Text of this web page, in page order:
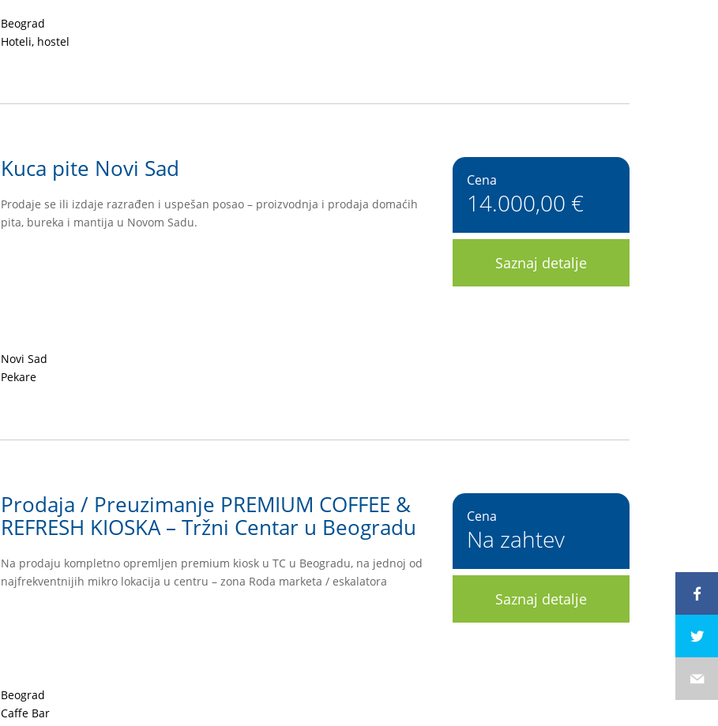
243
9
Beograd
Hoteli, hostel
Kuca pite Novi Sad
Prodaje se ili izdaje razrađen i uspešan posao – proizvodnja i prodaja domaćih
pita, bureka i mantija u Novom Sadu.
Novi Sad
Pekare
Cena
14.000,00 €
Saznaj detalje
Prodaja / Preuzimanje PREMIUM COFFEE &
REFRESH KIOSKA – Tržni Centar u Beogradu
Na prodaju kompletno opremljen premium kiosk u TC u Beogradu, na jednoj od
najfrekventnijih mikro lokacija u centru – zona Roda marketa / eskalatora
Beograd
Caffe Bar
Cena
Na zahtev
Saznaj detalje